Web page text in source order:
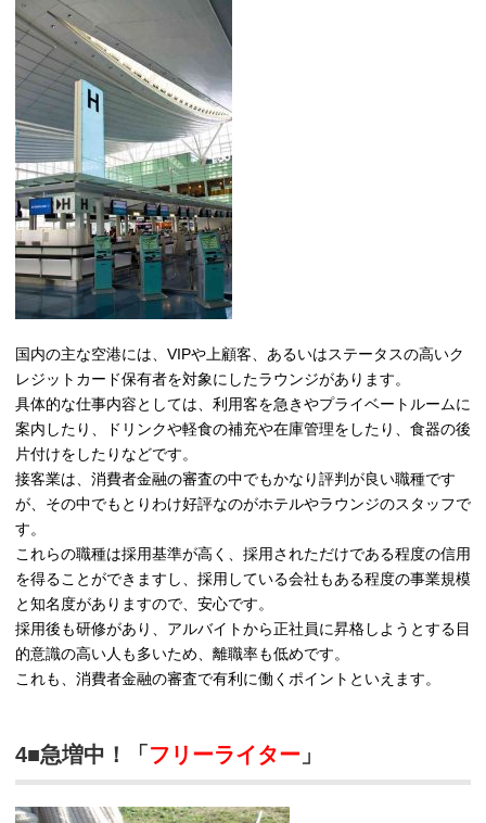
国内の主な空港には、VIPや上顧客、あるいはステータスの高いク
レジットカード保有者を対象にしたラウンジがあります。
具体的な仕事内容としては、利用客を急きやプライベートルームに
案内したり、ドリンクや軽食の補充や在庫管理をしたり、食器の後
片付けをしたりなどです。
接客業は、消費者金融の審査の中でもかなり評判が良い職種です
が、その中でもとりわけ好評なのがホテルやラウンジのスタッフで
す。
これらの職種は採用基準が高く、採用されただけである程度の信用
を得ることができますし、採用している会社もある程度の事業規模
と知名度がありますので、安心です。
採用後も研修があり、アルバイトから正社員に昇格しようとする目
的意識の高い人も多いため、離職率も低めです。
これも、消費者金融の審査で有利に働くポイントといえます。
4■急増中！「フリーライター 」